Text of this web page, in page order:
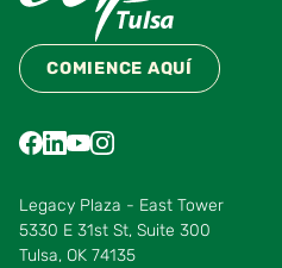
COMIENCE AQUÍ
Find us on Facebook
Find us on LinkedIn
Find us on YouTube
Find us on Instagram
Find us on Pinterest
Find us on Vimeo
Legacy Plaza - East Tower
5330 E 31st St, Suite 300
Tulsa, OK 74135